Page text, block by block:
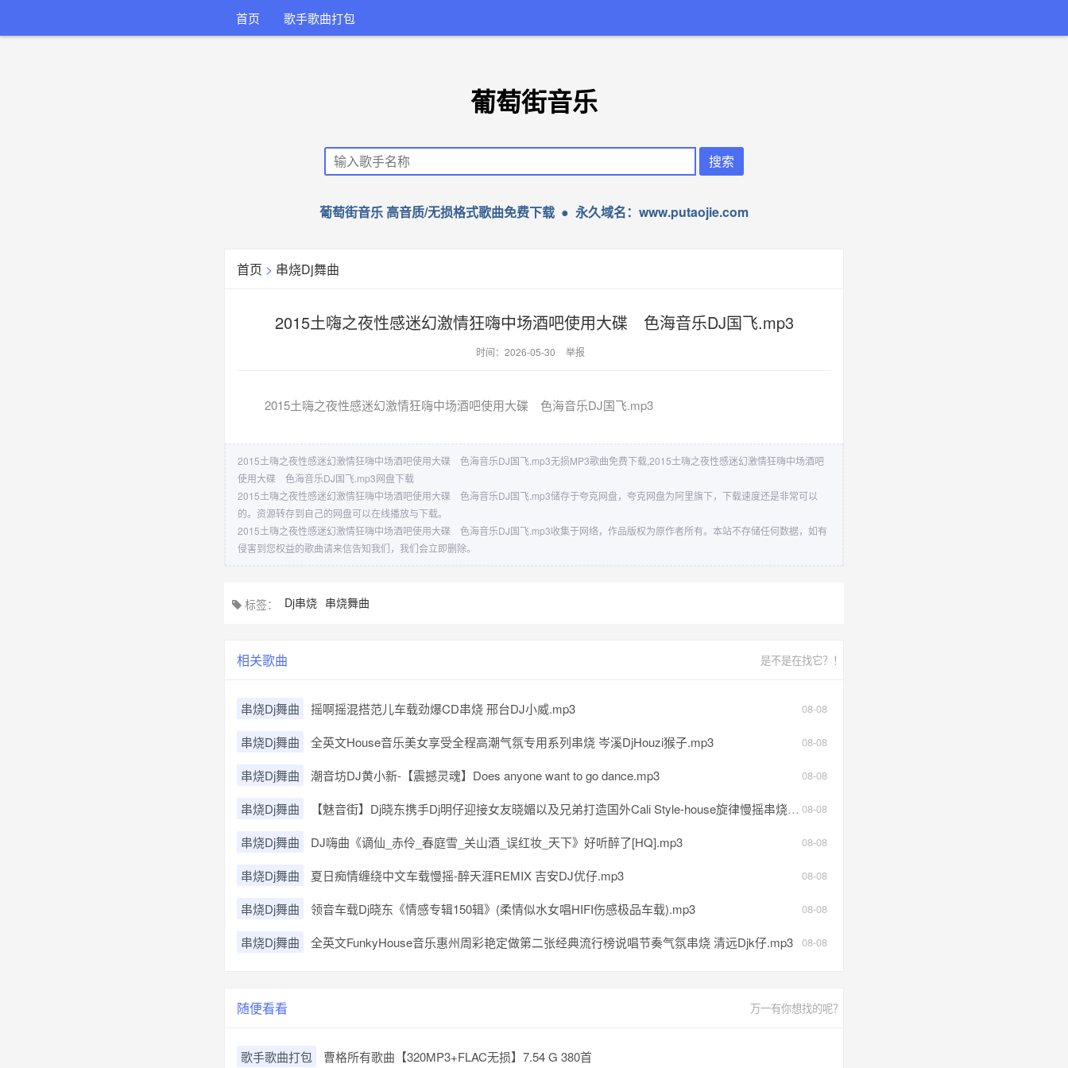
首页 歌手歌曲打包
葡萄街音乐
葡萄街音乐 高音质/无损格式歌曲免费下载 ● 永久域名：www.putaojie.com
首页 > 串烧Dj舞曲
2015土嗨之夜性感迷幻激情狂嗨中场酒吧使用大碟 色海音乐DJ国飞.mp3
时间：2026-05-30 举报
2015土嗨之夜性感迷幻激情狂嗨中场酒吧使用大碟 色海音乐DJ国飞.mp3
2015土嗨之夜性感迷幻激情狂嗨中场酒吧使用大碟 色海音乐DJ国飞.mp3无损MP3歌曲免费下载,2015土嗨之夜性感迷幻激情狂嗨中场酒吧
使用大碟 色海音乐DJ国飞.mp3网盘下载
2015土嗨之夜性感迷幻激情狂嗨中场酒吧使用大碟 色海音乐DJ国飞.mp3储存于夸克网盘，夸克网盘为阿里旗下，下载速度还是非常可以
的。资源转存到自己的网盘可以在线播放与下载。
2015土嗨之夜性感迷幻激情狂嗨中场酒吧使用大碟 色海音乐DJ国飞.mp3收集于网络，作品版权为原作者所有。本站不存储任何数据，如有
侵害到您权益的歌曲请来信告知我们，我们会立即删除。
标签： Dj串烧 串烧舞曲
相关歌曲 是不是在找它？！
08-08
串烧Dj舞曲 摇啊摇混搭范儿车载劲爆CD串烧 邢台DJ小威.mp3
08-08
串烧Dj舞曲 全英文House音乐美女享受全程高潮气氛专用系列串烧 岑溪DjHouzi猴子.mp3
08-08
串烧Dj舞曲 潮音坊DJ黄小新-【震撼灵魂】Does anyone want to go dance.mp3
08-08
串烧Dj舞曲 【魅音街】Dj晓东携手Dj明仔迎接女友晓媚以及兄弟打造国外Cali Style-house旋律慢摇串烧.mp3
08-08
串烧Dj舞曲 DJ嗨曲《谪仙_赤伶_春庭雪_关山酒_误红妆_天下》好听醉了[HQ].mp3
08-08
串烧Dj舞曲 夏日痴情缠绕中文车载慢摇-醉天涯REMIX 吉安DJ优仔.mp3
08-08
串烧Dj舞曲 领音车载Dj晓东《情感专辑150辑》(柔情似水女唱HIFI伤感极品车载).mp3
08-08
串烧Dj舞曲 全英文FunkyHouse音乐惠州周彩艳定做第二张经典流行榜说唱节奏气氛串烧 清远Djk仔.mp3
随便看看 万一有你想找的呢？
歌手歌曲打包 曹格所有歌曲【320MP3+FLAC无损】7.54 G 380首